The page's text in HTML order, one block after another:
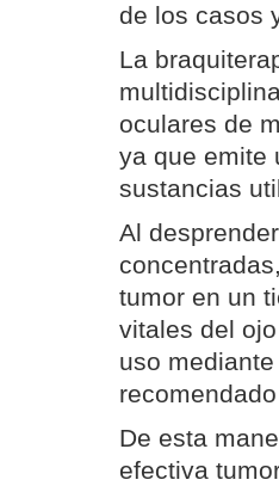
de los casos
La
oculares de
ya que emite
sustancias
Al
tumor en un
vitales del
uso
De esta
efectiva